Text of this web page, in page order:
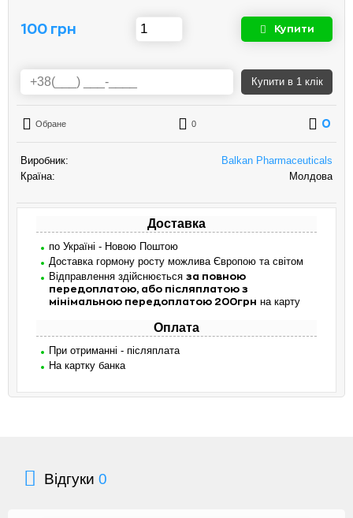
100 грн Купити
Купити в 1 клік
Обране 0 0
Виробник:
Balkan Pharmaceuticals
Країна:
Молдова
Доставка
по Україні - Новою Поштою
Доставка гормону росту можлива Європою та світом
Відправлення здійснюється за повною
передоплатою, або післяплатою з
мінімальною передоплатою 200грн на карту
Оплата
При отриманні - післяплата
На картку банка
Відгуки 0